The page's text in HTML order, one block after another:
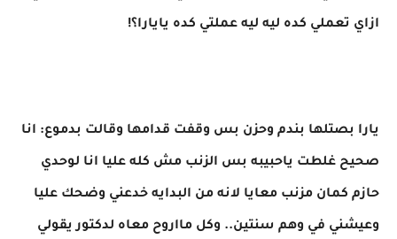
ازاي تعملي كده ليه ليه عملتي كده يايارا؟!
يارا بصتلها بندم وحزن بس وقفت قدامها وقالت بدموع: انا
صحيح غلطت ياحبيبه بس الزنب مش كله عليا انا لوحدي
حازم كمان مزنب معايا لانه من البدايه خدعني وضحك عليا
وعيشني في وهم سنتين.. وكل مااروح معاه لدكتور يقولي